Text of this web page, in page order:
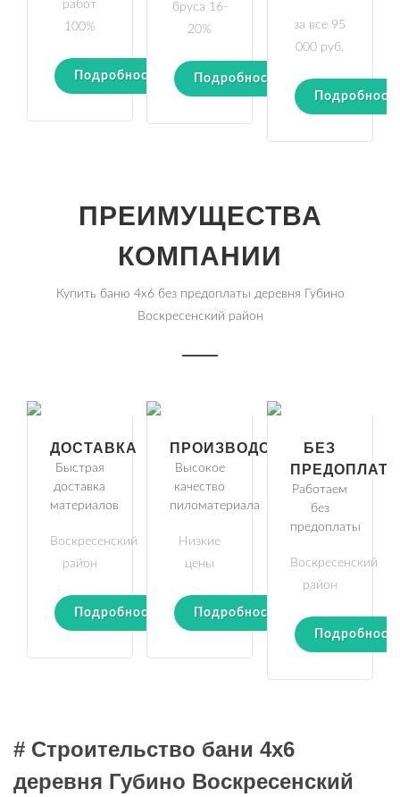
работ
100%
Подробности
бруса 16-
20%
Подробности
за все 95
000 руб.
ПРЕИМУЩЕСТВА
КОМПАНИИ
Купить баню 4х6 без предоплаты деревня Губино
Воскресенский район
ДОСТАВКА
Быстрая
доставка
материалов
Воскресенский
район
Подробности
ПРОИЗВОДСТВО
Высокое
качество
пиломатериала
Низкие
цены
Подробности
БЕЗ
Работаем
без
предоплаты
Воскресенский
район
# Строительство бани 4х6
деревня Губино Воскресенский